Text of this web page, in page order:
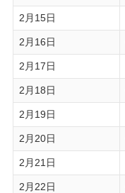
2月15日
2月16日
2月17日
2月18日
2月19日
2月20日
2月21日
2月22日